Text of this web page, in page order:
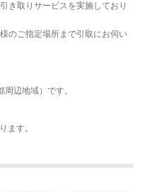
き取りサービスを実施しており
のご指定場所まで引取にお伺い
辺地域）です。
ます。